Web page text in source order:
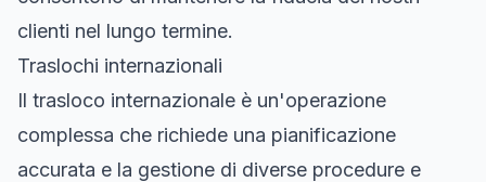
clienti nel lungo termine.
Traslochi internazionali
Il trasloco internazionale è un'operazione
complessa che richiede una pianificazione
accurata e la gestione di diverse procedure e